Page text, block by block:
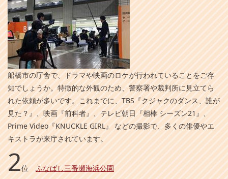
船橋市の庁舎で、ドラマや映画のロケが行われていることをご存
知でしょうか。特徴的な外観のため、警察署や裁判所に見立てら
れた依頼が多いです。これまでに、TBS『クジャクのダンス、誰が
見た？』、映画『前科者』、テレビ朝日『相棒 シーズン21』、
Prime Video『KNUCKLE GIRL』 などの撮影で、多くの俳優やエ
キストラが来庁されています。
2位 ふなばし三番瀬海浜公園